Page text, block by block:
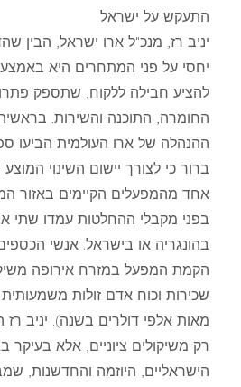
התעקש על ישראל
יניב רז, מנכ"ל ארו ישראל, הבין
יחסי על פני המתחרים היא
להציע חבילה ללקוח, שתספק
החומרה, התוכנה והשירות.
ההנהלה של ארו העולמית הביעו
ברור כי לצורך יישום השינוי
אחד מהמפעלים הקיימים באזור
בפני מקבלי ההחלטות עמדו שתי
בהונגריה או בישראל. אנשי
הקמת המפעל במזרח אירופה
שכירות וכוח אדם זולות
מאות אלפי דולרים בשנה). יניב
רק משיקולים ציוניים, אלא בעיקר
הישראליים, היוזמה והחדשנות,